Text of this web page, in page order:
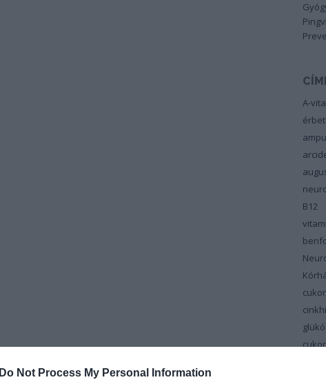
Do Not Process My Personal Information
A-
B12